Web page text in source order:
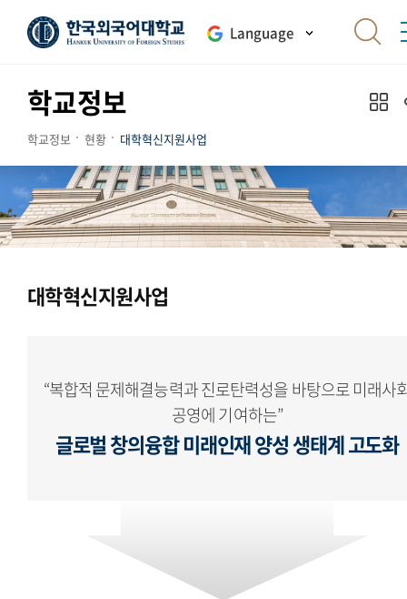
Language
학교정보
학교정보 현황 대학혁신지원사업
대학혁신지원사업
“복합적 문제해결능력과 진로탄력성을 바탕으로 미래사
공영에 기여하는”
글로벌 창의융합 미래인재 양성 생태계 고도화